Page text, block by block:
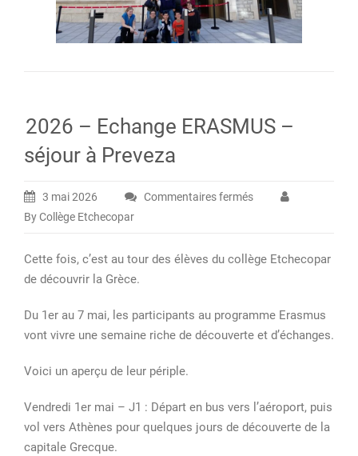
2026 – Echange ERASMUS –
séjour à Preveza
3 mai 2026 Commentaires ferméssur
Echange
séjour
à
By Collège Etchecopar
Cette fois, c’est au tour des élèves du collège Etchecopar
de découvrir la Grèce.
Du 1er au 7 mai, les participants au programme Erasmus
vont vivre une semaine riche de découverte et d’échanges.
Voici un aperçu de leur périple.
Vendredi 1er mai – J1 : Départ en bus vers l’aéroport, puis
vol vers Athènes pour quelques jours de découverte de la
capitale Grecque.